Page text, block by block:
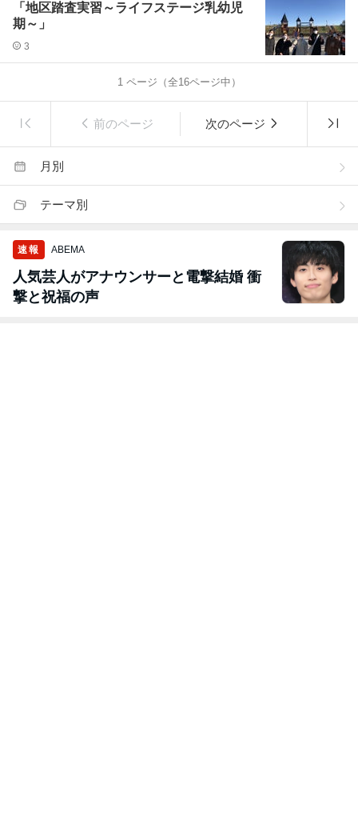
「地区踏査実習～ライフステージ乳幼児
期～」
3
1ページ（全16ページ中）
前のページ 次のページ
月別
テーマ別
速報 ABEMA
人気芸人がアナウンサーと電撃結婚 衝
撃と祝福の声